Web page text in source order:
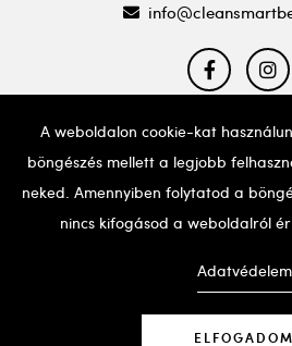
Ha probléma adódna a
hívd a fent említett
A weboldalon cookie-kat
böngészés mellett a legjobb
neked. Amennyiben folytatod a
nincs kifogásod a weboldalról
Adatvédelem
ELFOGADOM